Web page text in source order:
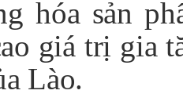
hóa sản
giá trị gia
Lào.